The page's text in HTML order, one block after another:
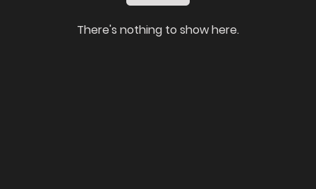
There's nothing to show here.